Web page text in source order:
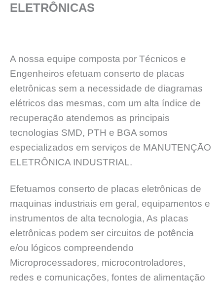
ELETRÔNICAS
A nossa equipe composta por Técnicos e
Engenheiros efetuam conserto de placas
eletrônicas sem a necessidade de diagramas
elétricos das mesmas, com um alta índice de
recuperação atendemos as principais
tecnologias SMD, PTH e BGA somos
especializados em serviços de MANUTENÇĀO
ELETRÔNICA INDUSTRIAL.
Efetuamos conserto de placas eletrônicas de
maquinas industriais em geral, equipamentos e
instrumentos de alta tecnologia, As placas
eletrônicas podem ser circuitos de potência
e/ou lógicos compreendendo
Microprocessadores, microcontroladores,
redes e comunicações, fontes de alimentação